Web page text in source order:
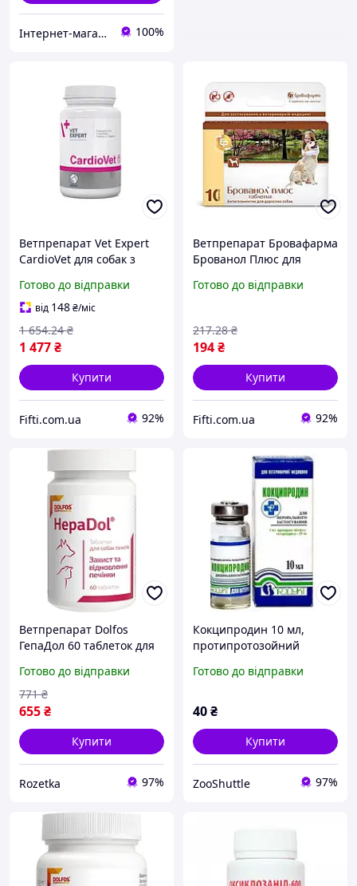
Інтернет-магазин "ZooRiva" 100%
Ветпрепарат Vet Expert
CardioVet для собак з
таблеток
Готово до відправки
від 148₴/міс
1 477₴
1 654.24 ₴
Купити
Fifti.com.ua 92%
Ветпрепарат Бровафарма
Брованол Плюс для
таблеток підтримка
Готово до відправки
194₴
217.28 ₴
Купити
Fifti.com.ua 92%
Ветпрепарат Dolfos
ГепаДол 60 таблеток для
Готово до відправки
655₴
771 ₴
Купити
Rozetka 97%
Кокципродин 10 мл,
протипротозойний
птиці
Готово до відправки
40₴
Купити
ZooShuttle 97%